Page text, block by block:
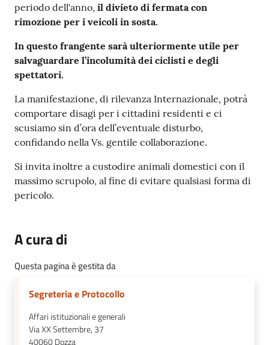
periodo dell'anno, il divieto di fermata con
rimozione per i veicoli in sosta.
In questo frangente sarà ulteriormente utile per
salvaguardare l’incolumità dei ciclisti e degli
spettatori.
La manifestazione, di rilevanza Internazionale, potrà
comportare disagi per i cittadini residenti e ci
scusiamo sin d’ora dell’eventuale disturbo,
confidando nella Vs. gentile collaborazione.
Si invita inoltre a custodire animali domestici con il
massimo scrupolo, al fine di evitare qualsiasi forma di
pericolo.
A cura di
Questa pagina è gestita da
Segreteria e Protocollo
Affari istituzionali e generali
Via XX Settembre, 37
40060Dozza